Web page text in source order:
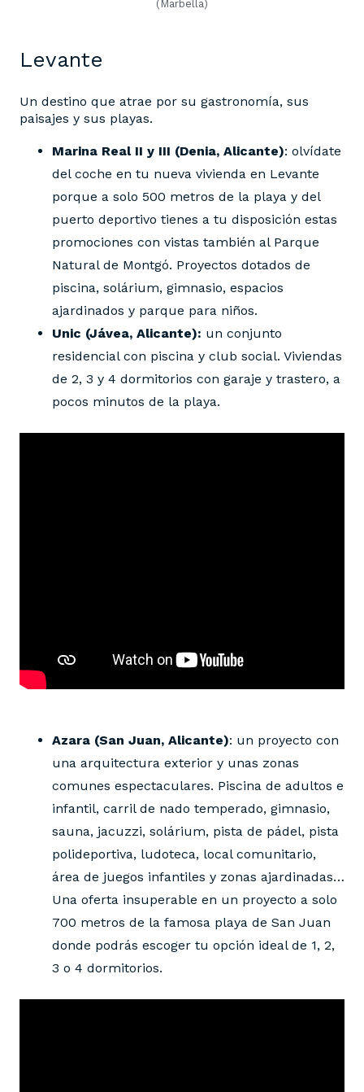
(Marbella)
Levante
Un destino que atrae por su gastronomía, sus
paisajes y sus playas.
Marina Real II y III (Denia, Alicante): olvídate
del coche en tu nueva vivienda en Levante
porque a solo 500 metros de la playa y del
puerto deportivo tienes a tu disposición estas
promociones con vistas también al Parque
Natural de Montgó. Proyectos dotados de
piscina, solárium, gimnasio, espacios
ajardinados y parque para niños.
Unic (Jávea, Alicante): un conjunto
residencial con piscina y club social. Viviendas
de 2, 3 y 4 dormitorios con garaje y trastero, a
pocos minutos de la playa.
Azara (San Juan, Alicante): un proyecto con
una arquitectura exterior y unas zonas
comunes espectaculares. Piscina de adultos e
infantil, carril de nado temperado, gimnasio,
sauna, jacuzzi, solárium, pista de pádel, pista
polideportiva, ludoteca, local comunitario,
área de juegos infantiles y zonas ajardinadas…
Una oferta insuperable en un proyecto a solo
700 metros de la famosa playa de San Juan
donde podrás escoger tu opción ideal de 1, 2,
3 o 4 dormitorios.